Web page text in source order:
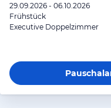
29.09.2026 - 06.10.2026
Frühstück
Executive Doppelzimmer